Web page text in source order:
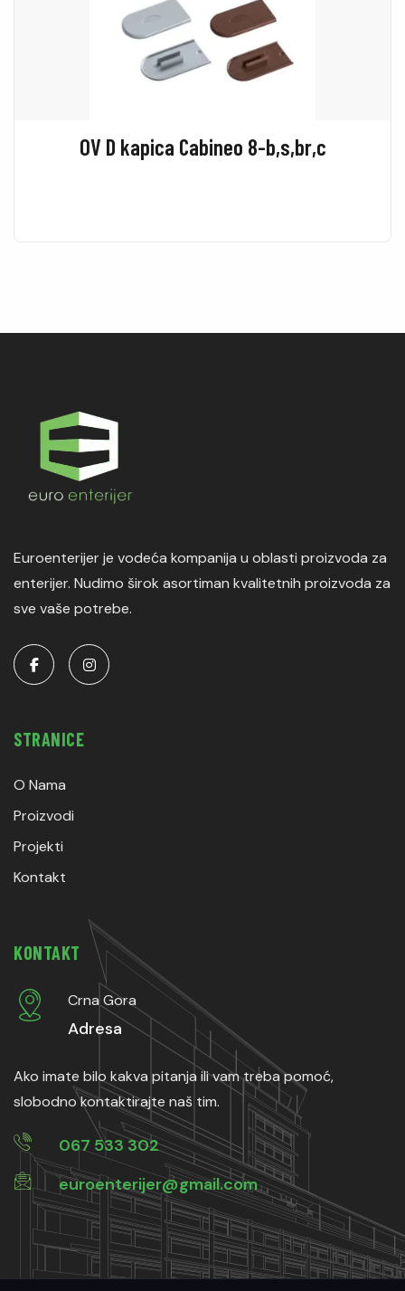
OV D kapica Cabineo 8-b,s,br,c
Euroenterijer je vodeća kompanija u oblasti proizvoda za
enterijer. Nudimo širok asortiman kvalitetnih proizvoda za
sve vaše potrebe.
STRANICE
O Nama
Proizvodi
Projekti
Kontakt
KONTAKT
Crna Gora
Adresa
Ako imate bilo kakva pitanja ili vam treba pomoć,
slobodno kontaktirajte naš tim.
067 533 302
euroenterijer@gmail.com